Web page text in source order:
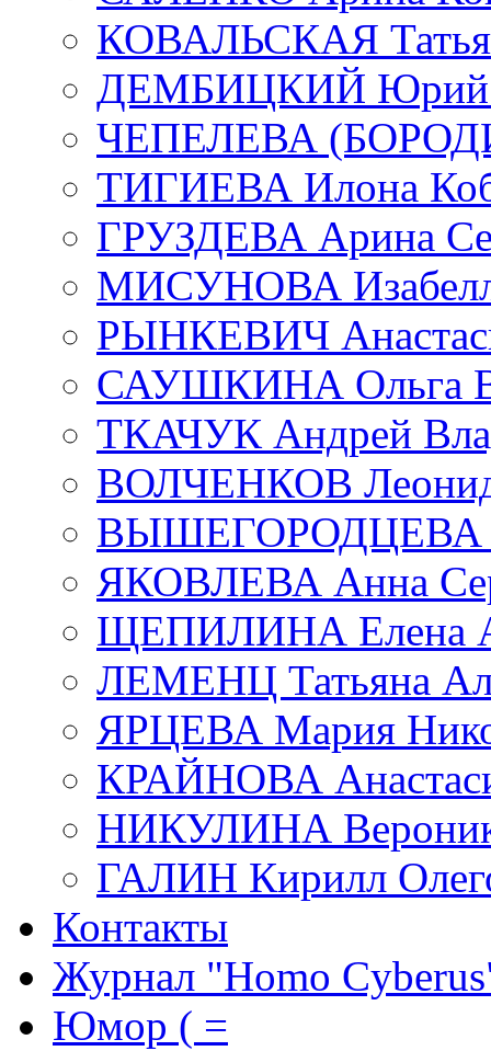
КОВАЛЬСКАЯ
ДЕМБИЦКИЙ Юрий
ЧЕПЕЛЕВА
ТИГИЕВА Илона
ГРУЗДЕВА Арина
МИСУНОВА
РЫНКЕВИЧ
САУШКИНА Ольга
ТКАЧУК Андрей
ВОЛЧЕНКОВ Леонид
ВЫШЕГОРОДЦЕВА
ЯКОВЛЕВА Анна
ЩЕПИЛИНА Елена
ЛЕМЕНЦ Татьяна
ЯРЦЕВА Мария
КРАЙНОВА
НИКУЛИНА
ГАЛИН Кирилл
Контакты
Журнал "Homo
Юмор ( =